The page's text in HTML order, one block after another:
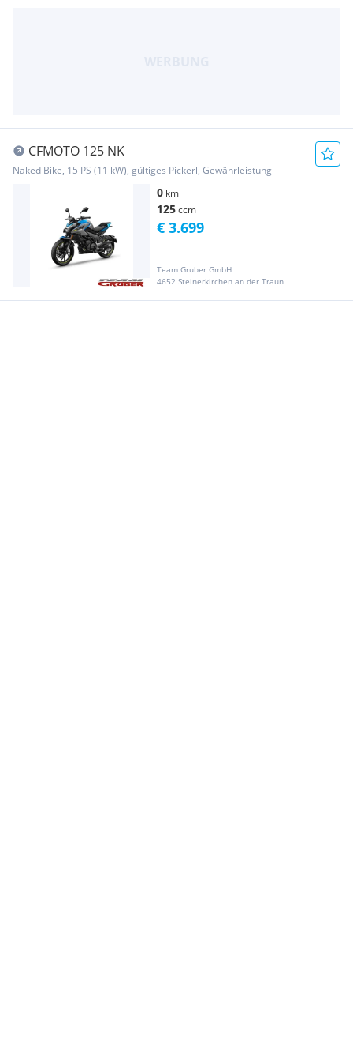
CFMOTO 125 NK
Naked Bike, 15 PS (11 kW), gültiges Pickerl, Gewährleistung
0 km
125ccm
Team Gruber GmbH
4652 Steinerkirchen an der Traun
€ 3.699